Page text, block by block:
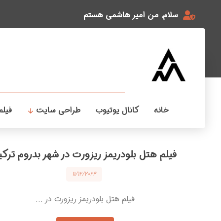
سلام. من امیر هاشمی هستم
خانه کانال یوتیوب طراحی سایت
فیلم هتل بلودریمز ریزورت در شهر بدروم
۱۱/۱۲/۲۰۲۴
فیلم هتل بلودریمز ریزورت در ...